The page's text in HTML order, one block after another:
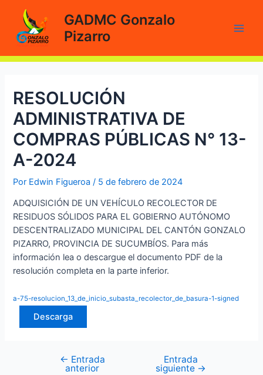
contenido
GADMC Gonzalo
Pizarro
RESOLUCIÓN
ADMINISTRATIVA DE
COMPRAS PÚBLICAS N° 13-
A-2024
Por Edwin Figueroa/ 5 de febrero de 2024
ADQUISICIÓN DE UN VEHÍCULO RECOLECTOR DE
RESIDUOS SÓLIDOS PARA EL GOBIERNO AUTÓNOMO
DESCENTRALIZADO MUNICIPAL DEL CANTÓN GONZALO
PIZARRO, PROVINCIA DE SUCUMBÍOS. Para más
información lea o descargue el documento PDF de la
resolución completa en la parte inferior.
a-75-resolucion_13_de_inicio_subasta_recolector_de_basura-1-signed
Descarga
Navegación
← Entrada
anterior
Entrada
siguiente →